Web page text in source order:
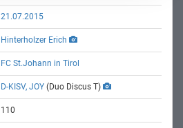
21.07.2015
Hinterholzer Erich
FC St.Johann in Tirol
D-KISV, JOY (Duo Discus T)
110